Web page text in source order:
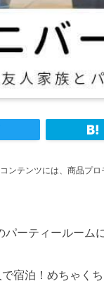
ンテンツには、商品プ
ーティールーム
宿泊！めちゃくち